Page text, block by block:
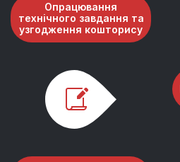
Опрацювання
технічного завдання та
узгодження кошторису